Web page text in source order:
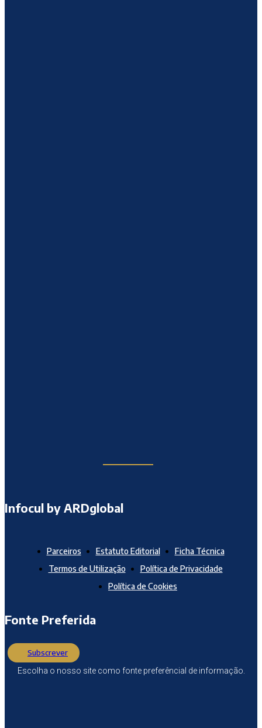
Infocul by ARDglobal
Parceiros Estatuto Editorial
Ficha Técnica
Termos de Utilização
Política de Privacidade
Política de Cookies
Fonte Preferida
Subscrever
Escolha o nosso site como fonte preferêncial de informação.